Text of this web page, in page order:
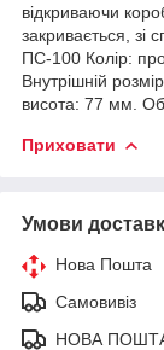
відкриваючи
закривається, зі
ПС-100 Колір:
Внутрішній
висота: 77 мм.
Приховати
Умови
Нова Пошта
Самовивіз
НОВА